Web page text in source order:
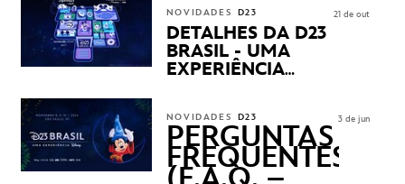
NOVIDADES D23
DETALHES DA D23
BRASIL - UMA
EXPERIÊNCIA
21 de out
NOVIDADES D23
PERGUNTAS
FREQUENTES
3 de jun